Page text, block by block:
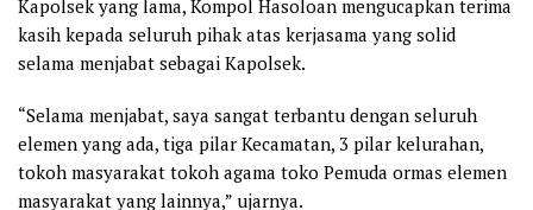
Kapolsek yang lama, Kompol Hasoloan mengucapkan terima
kasih kepada seluruh pihak atas kerjasama yang solid
selama menjabat sebagai Kapolsek.
“Selama menjabat, saya sangat terbantu dengan seluruh
elemen yang ada, tiga pilar Kecamatan, 3 pilar kelurahan,
tokoh masyarakat tokoh agama toko Pemuda ormas elemen
masyarakat yang lainnya,” ujarnya.